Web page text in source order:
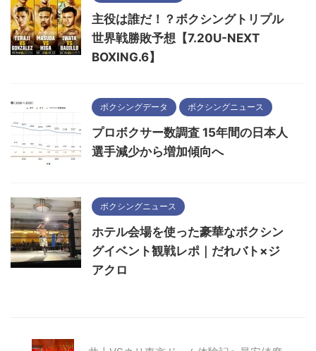
主役は誰だ！？ボクシングトリプル
世界戦勝敗予想【7.20U-NEXT
BOXING.6】
ボクシングデータ ボクシングニュース
プロボクサー数調査 15年間の日本人
選手減少から増加傾向へ
ボクシングニュース
ホテル会場を使った豪華なボクシン
グイベント観戦レポ｜だれバト×ジ
アクロ